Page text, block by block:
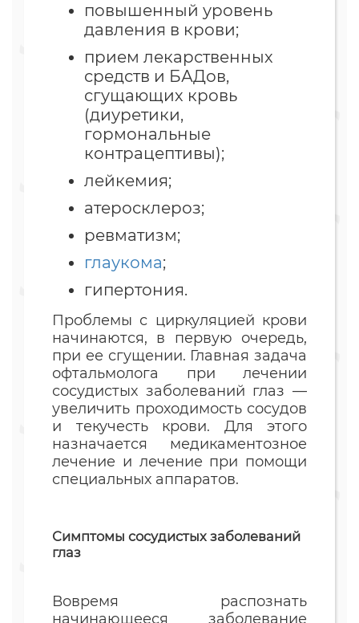
повышенный уровень
давления в крови;
прием лекарственных
средств и БАДов,
сгущающих кровь
(диуретики,
гормональные
контрацептивы);
лейкемия;
атеросклероз;
ревматизм;
глаукома;
гипертония.
Проблемы с циркуляцией крови
начинаются, в первую очередь,
при ее сгущении. Главная задача
офтальмолога при лечении
сосудистых заболеваний глаз —
увеличить проходимость сосудов
и текучесть крови. Для этого
назначается медикаментозное
лечение и лечение при помощи
специальных аппаратов.
Симптомы сосудистых заболеваний
глаз
Вовремя распознать
начинающееся заболевание